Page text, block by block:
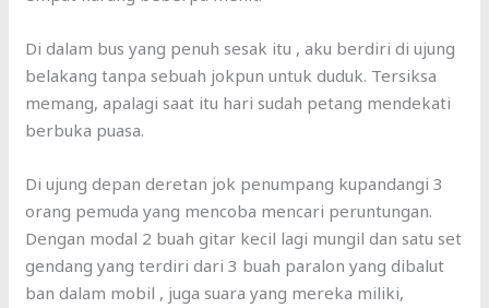
Di dalam bus yang penuh sesak itu , aku berdiri di ujung
belakang tanpa sebuah jokpun untuk duduk. Tersiksa
memang, apalagi saat itu hari sudah petang mendekati
berbuka puasa.
Di ujung depan deretan jok penumpang kupandangi 3
orang pemuda yang mencoba mencari peruntungan.
Dengan modal 2 buah gitar kecil lagi mungil dan satu set
gendang yang terdiri dari 3 buah paralon yang dibalut
ban dalam mobil , juga suara yang mereka miliki,